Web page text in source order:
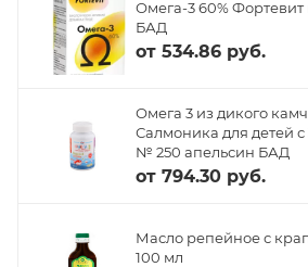
Омега-3 60%
БАД
от 534.86 руб.
Омега 3 из дикого
Салмоника для детей с
№ 250 апельсин БАД
от 794.30 руб.
Масло репейное с
100 мл